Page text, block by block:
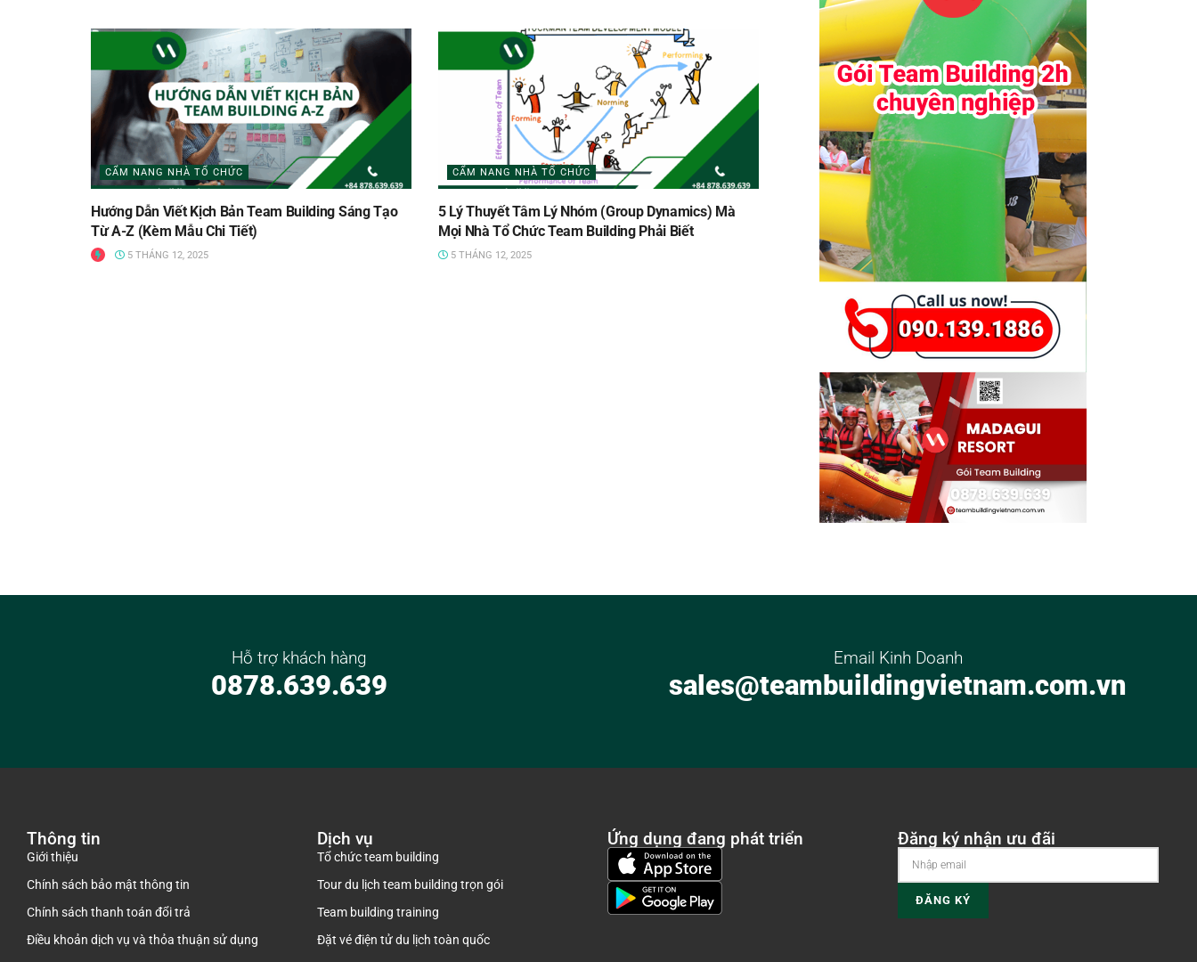
CẨM NANG NHÀ TỔ CHỨC
Hướng Dẫn Viết Kịch Bản Team Building Sáng Tạo
Từ A-Z (Kèm Mẫu Chi Tiết)
5 THÁNG 12, 2025
CẨM NANG NHÀ TỔ CHỨC
5 Lý Thuyết Tâm Lý Nhóm (Group Dynamics) Mà
Mọi Nhà Tổ Chức Team Building Phải Biết
5 THÁNG 12, 2025
Hỗ trợ khách hàng
0878.639.639
Email Kinh Doanh
sales@teambuildingvietnam.com.vn
Thông tin
Giới thiệu
Chính sách bảo mật thông tin
Chính sách thanh toán đổi trả
Điều khoản dịch vụ và thỏa thuận sử dụng
Dịch vụ
Tổ chức team building
Tour du lịch team building trọn gói
Team building training
Đặt vé điện tử du lịch toàn quốc
Ứng dụng đang phát triển Đăng ký nhận ưu đãi